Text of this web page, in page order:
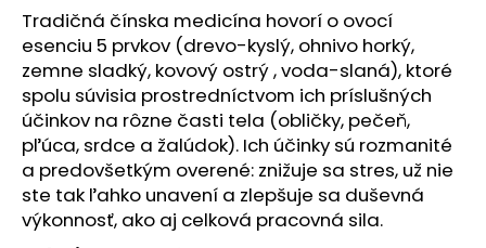
Tradičná čínska medicína hovorí o ovocí
esenciu 5 prvkov (drevo-kyslý, ohnivo horký,
zemne sladký, kovový ostrý , voda-slaná), ktoré
spolu súvisia prostredníctvom ich príslušných
účinkov na rôzne časti tela (obličky, pečeň,
pľúca, srdce a žalúdok). Ich účinky sú rozmanité
a predovšetkým overené: znižuje sa stres, už nie
ste tak ľahko unavení a zlepšuje sa duševná
výkonnosť, ako aj celková pracovná sila.
r
ú
č
a
m
e
SUŠENÝ
DRVENÝ
PESTREC